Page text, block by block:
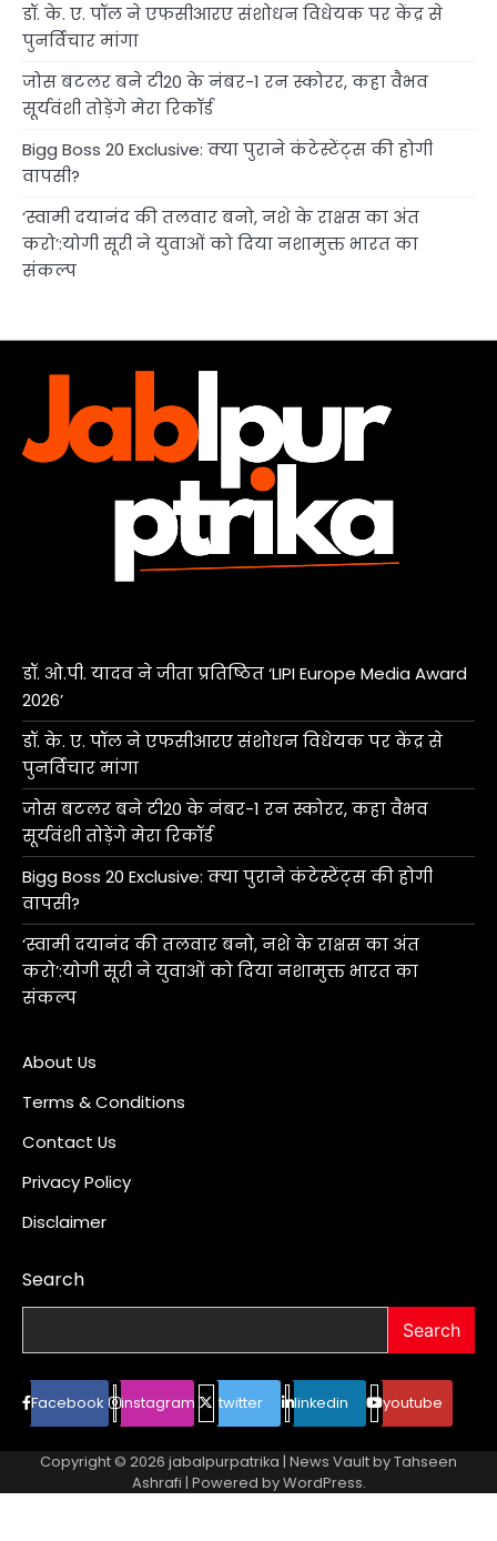
डॉ. के. ए. पॉल ने एफसीआरए संशोधन विधेयक पर केंद्र से
पुनर्विचार मांगा
जोस बटलर बने टी20 के नंबर-1 रन स्कोरर, कहा वैभव
सूर्यवंशी तोड़ेंगे मेरा रिकॉर्ड
Bigg Boss 20 Exclusive: क्या पुराने कंटेस्टेंट्स की होगी
वापसी?
‘स्वामी दयानंद की तलवार बनो, नशे के राक्षस का अंत
करो’:योगी सूरी ने युवाओं को दिया नशामुक्त भारत का
संकल्प
डॉ. ओ.पी. यादव ने जीता प्रतिष्ठित ‘LIPI Europe Media Award
2026’
डॉ. के. ए. पॉल ने एफसीआरए संशोधन विधेयक पर केंद्र से
पुनर्विचार मांगा
जोस बटलर बने टी20 के नंबर-1 रन स्कोरर, कहा वैभव
सूर्यवंशी तोड़ेंगे मेरा रिकॉर्ड
Bigg Boss 20 Exclusive: क्या पुराने कंटेस्टेंट्स की होगी
वापसी?
‘स्वामी दयानंद की तलवार बनो, नशे के राक्षस का अंत
करो’:योगी सूरी ने युवाओं को दिया नशामुक्त भारत का
संकल्प
About Us
Terms & Conditions
Contact Us
Privacy Policy
Disclaimer
Search
Search
Facebook instagram twitter linkedin youtube
Copyright © 2026 jabalpurpatrika | News Vault byTahseen
Ashrafi | Powered byWordPress.